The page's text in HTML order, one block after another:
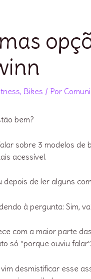
, Bikes / Por
bem?
sobre 3 modelos de
acessível.
depois de ler alguns
à pergunta: Sim,
com a maior parte
só “porque ouviu falar”.
desmistificar esse